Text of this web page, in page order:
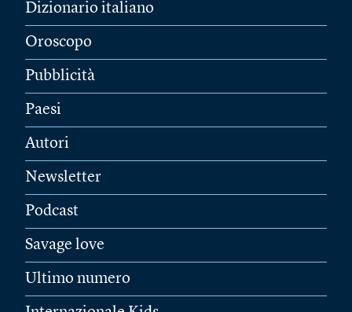
Dizionario italiano
Oroscopo
Pubblicità
Paesi
Autori
Newsletter
Podcast
Savage love
Ultimo numero